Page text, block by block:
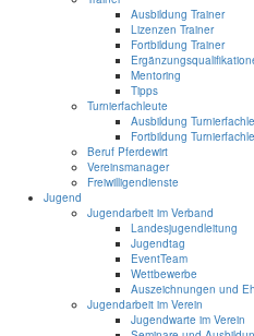
Ausbildung Trainer
Lizenzen Trainer
Fortbildung Trainer
Mentoring
Tipps
Turnierfachleute
Ausbildung
Fortbildung
Beruf Pferdewirt
Vereinsmanager
Freiwilligendienste
Jugend
Jugendarbeit im Verband
Landesjugendleitung
Jugendtag
EventTeam
Wettbewerbe
Auszeichnungen und
Jugendarbeit im Verein
Jugendwarte im Verein